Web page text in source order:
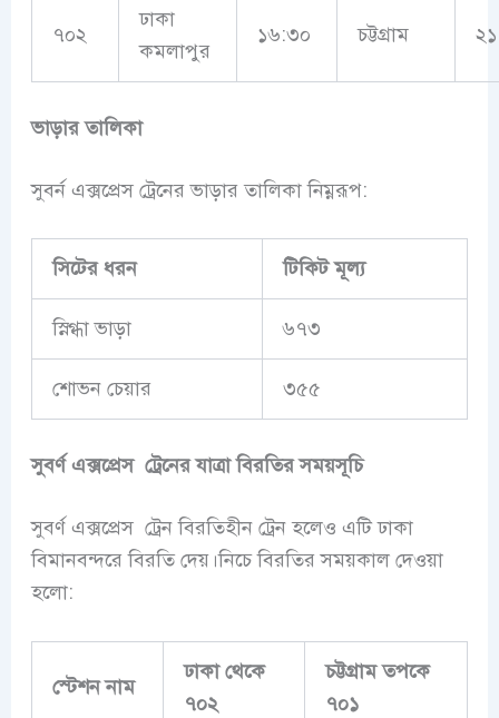
৭০২
ঢাকা
কমলাপুর
১৬:৩০ চট্টগ্রাম
ভাড়ার তালিকা
সুবর্ন এক্সপ্রেস ট্রেনের ভাড়ার তালিকা নিম্নরূপ:
সিটের ধরন টিকিট মূল্য
স্নিগ্ধা ভাড়া ৬৭৩
শোভন চেয়ার ৩৫৫
সুবর্ণ এক্সপ্রেস ট্রেনের যাত্রা বিরতির সময়সূচি
সুবর্ণ এক্সপ্রেস ট্রেন বিরতিহীন ট্রেন হলেও এটি ঢাকা
বিমানবন্দরে বিরতি দেয়।নিচে বিরতির সময়কাল দেওয়া
হলো:
স্টেশন নাম
ঢাকা থেকে
৭০২
চট্টগ্রাম তপকে
৭০১